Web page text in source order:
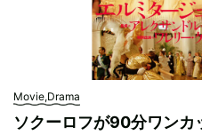
Movie,Drama
ソクーロフが90分ワンカ